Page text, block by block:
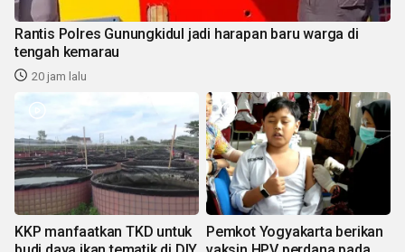
Rantis Polres Gunungkidul jadi harapan baru warga di
tengah kemarau
20 jam lalu
KKP manfaatkan TKD untuk
Pemkot Yogyakarta berikan